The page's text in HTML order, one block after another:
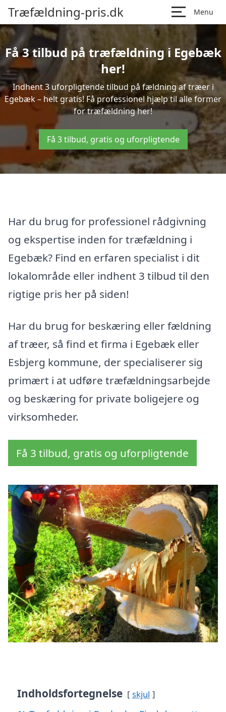
Træfældning-pris.dk Menu
Få 3 tilbud på træfældning i Egebæk
her!
Indhent 3 uforpligtende tilbud på fældning af træer i
Egebæk – helt gratis! Få professionel hjælp til alle former
for træfældning her!
Få 3 tilbud, gratis og uforpligtende
Har du brug for professionel rådgivning
og ekspertise inden for træfældning i
Egebæk? Find en erfaren specialist i dit
lokalområde eller indhent 3 tilbud til den
rigtige pris her på siden!
Har du brug for beskæring eller fældning
af træer, så find et firma i Egebæk eller
Esbjerg kommune, der specialiserer sig
primært i at udføre træfældningsarbejde
og beskæring for private boligejere og
virksomheder.
Få 3 tilbud, gratis og uforpligtende
Indholdsfortegnelse skjul